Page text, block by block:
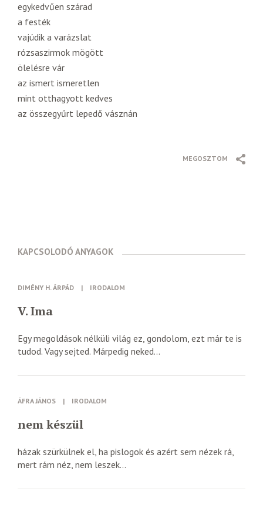
egykedvűen szárad
a festék
vajúdik a varázslat
rózsaszirmok mögött
ölelésre vár
az ismert ismeretlen
mint otthagyott kedves
az összegyűrt lepedő vásznán
MEGOSZTOM
KAPCSOLODÓ ANYAGOK
DIMÉNY H. ÁRPÁD | IRODALOM
V. Ima
Egy megoldások nélküli világ ez, gondolom, ezt már te is
tudod. Vagy sejted. Márpedig neked...
ÁFRA JÁNOS | IRODALOM
nem készül
házak szürkülnek el, ha pislogok és azért sem nézek rá,
mert rám néz, nem leszek...